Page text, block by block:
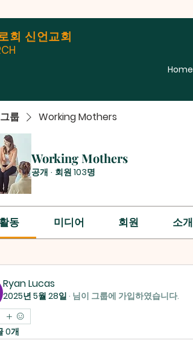
회 신언교회
Home
그룹 Working Mothers
Working Mothers
공개 · 회원 103명
동 미디어 회원 소개
Ryan Lucas
2025년 5월 28일 · 님이 그룹에 가입하였습니다.
0개